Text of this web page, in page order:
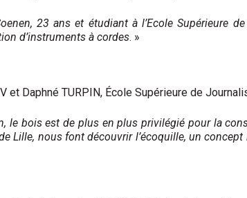
23 ans et étudiant à l’Ecole Supérieure
d’instruments à cordes. »
et Daphné TURPIN, École Supérieure de
le bois est de plus en plus privilégié pour la
Lille, nous font découvrir l’écoquille, un